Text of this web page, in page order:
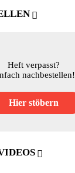
Heft verpasst?
nachbestellen!
Hier stöbern